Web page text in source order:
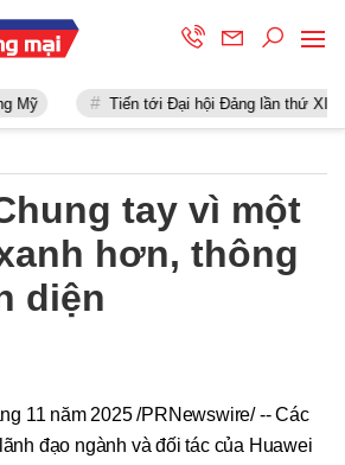
Tiến tới Đại hội Đảng lần thứ XIII
tay vì một
hơn, thông
diện
11 năm 2025 /PRNewswire/ -- Các
đạo ngành và đối tác của Huawei